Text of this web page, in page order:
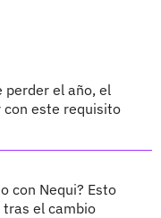
perder el año, el
con este requisito
con Nequi? Esto
tras el cambio